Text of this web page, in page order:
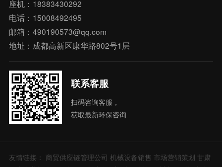
座机：18383430292
电话：15008492495
邮箱：490190573@qq.com
地址：成都高新区康华路802号1层
联系客服
扫码咨询客服，
获取最新环保咨询
友情链接： 商贸供应链管理公司 机械设备销售 市场营销策划 甘肃